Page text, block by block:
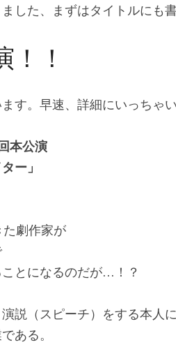
した、まずはタイトルにも
！！
す。早速、詳細にいっちゃ
本公演
ー」
劇作家が
とになるのだが…！？
説（スピーチ）をする本人
ある。